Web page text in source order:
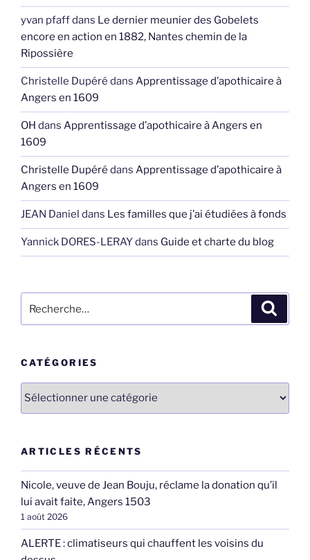
yvan pfaffdans Le dernier meunier des Gobelets
encore en action en 1882, Nantes chemin de la
Ripossière
Christelle Dupéré dans Apprentissage d’apothicaire à
Angers en 1609
OH dans Apprentissage d’apothicaire à Angers en
1609
Christelle Dupéré dans Apprentissage d’apothicaire à
Angers en 1609
JEAN Daniel dans Les familles que j’ai étudiées à fonds
Yannick DORES-LERAYdans Guide et charte du blog
pour
CATÉGORIES
Catégories
ARTICLES RÉCENTS
Nicole, veuve de Jean Bouju, réclame la donation qu’il
lui avait faite, Angers 1503
1 août 2026
ALERTE : climatiseurs qui chauffent les voisins du